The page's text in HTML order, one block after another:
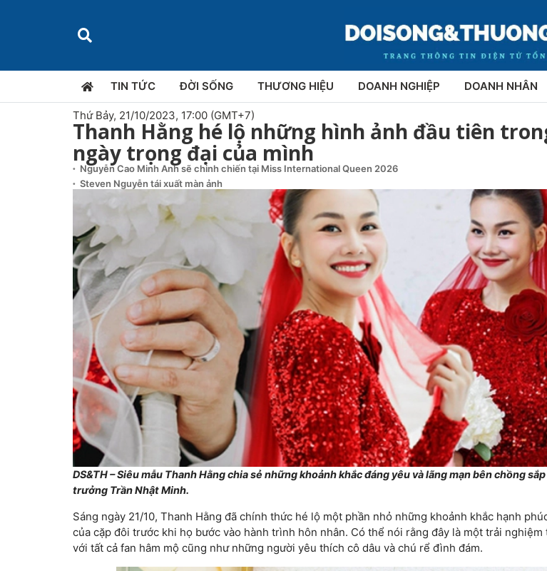
TIN TỨC ĐỜI SỐNG THƯƠNG HIỆU DOANH NGHIỆP DOANH NHÂN
Thứ Bảy, 21/10/2023, 17:00 (GMT+7)
Thanh Hằng hé lộ những hình ảnh đầu tiên
ngày trọng đại của mình
Nguyễn Cao Minh Anh sẽ chinh chiến tại Miss International Queen 2026
Steven Nguyễn tái xuất màn ảnh
DS&TH – Siêu mẫu Thanh Hằng chia sẻ những khoảnh khắc đáng yêu và lãng mạn bên chồng
trưởng Trần Nhật Minh.
Sáng ngày 21/10, Thanh Hằng đã chính thức hé lộ một phần nhỏ những khoảnh khắc hạnh
của cặp đôi trước khi họ bước vào hành trình hôn nhân. Có thể nói rằng đây là một trải nghiệm
với tất cả fan hâm mộ cũng như những người yêu thích cô dâu và chú rể đình đám.